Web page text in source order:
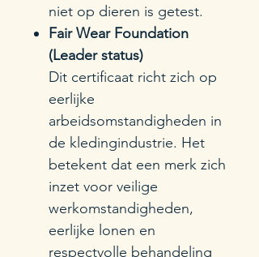
niet op dieren is getest.
Fair Wear Foundation
(Leader status)
Dit certificaat richt zich op
eerlijke
arbeidsomstandigheden in
de kledingindustrie. Het
betekent dat een merk zich
inzet voor veilige
werkomstandigheden,
eerlijke lonen en
respectvolle behandeling